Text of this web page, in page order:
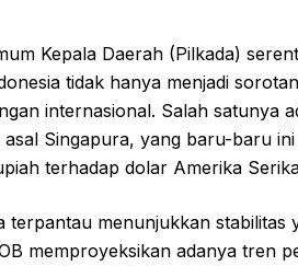
Kepala Daerah (Pilkada)
tidak hanya menjadi
internasional. Salah satunya
Singapura, yang baru-baru
terhadap dolar Amerika
terpantau menunjukkan stabilitas
memproyeksikan adanya tren